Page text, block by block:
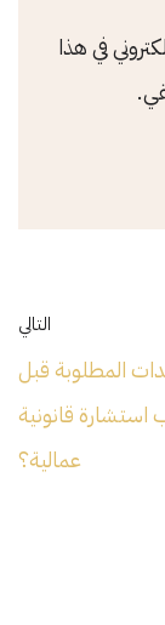
في هذا
التالي
المطلوبة قبل
قانونية
عمالية؟